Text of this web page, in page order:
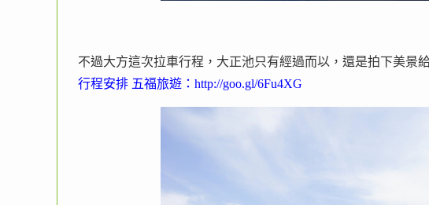
不過大方這次拉車行程，大正池只有經過而以，還是拍下美景
行程安排 五福旅遊： http://goo.gl/6Fu4XG